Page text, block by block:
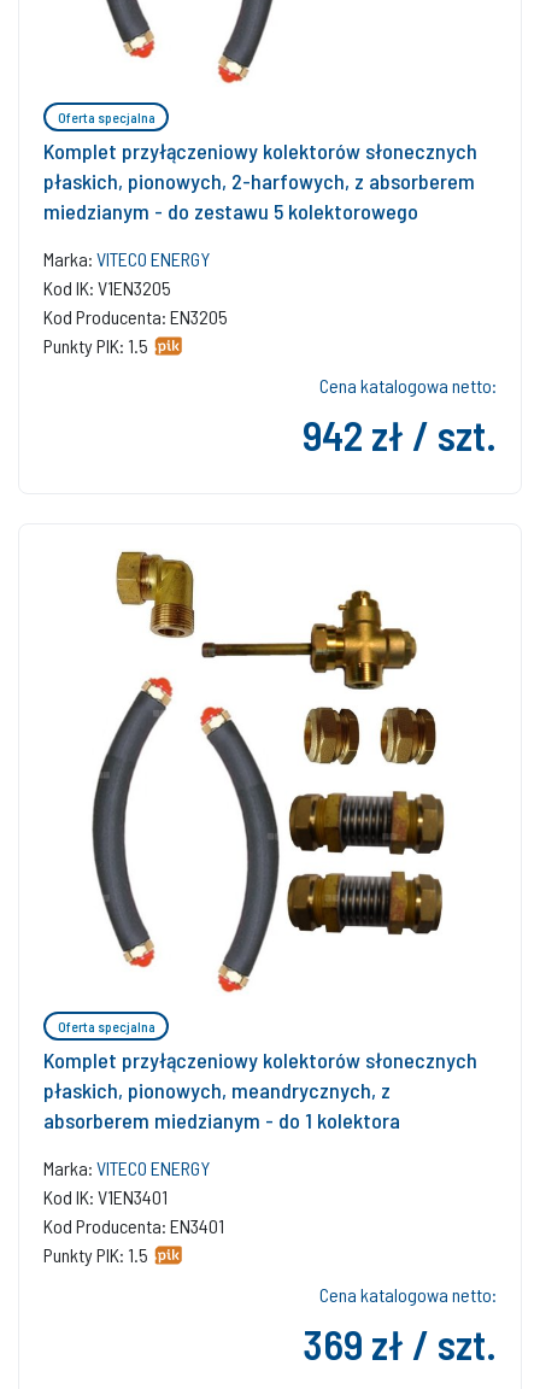
Oferta specjalna
Komplet przyłączeniowy kolektorów słonecznych
płaskich, pionowych, 2-harfowych, z absorberem
miedzianym - do zestawu 5 kolektorowego
Marka: VITECO ENERGY
Kod IK: V1EN3205
Kod Producenta: EN3205
Punkty PIK: 1.5
Cena katalogowa netto:
942 zł / szt.
Oferta specjalna
Komplet przyłączeniowy kolektorów słonecznych
płaskich, pionowych, meandrycznych, z
absorberem miedzianym - do 1 kolektora
Marka: VITECO ENERGY
Kod IK: V1EN3401
Kod Producenta: EN3401
Punkty PIK: 1.5
Cena katalogowa netto:
369 zł / szt.